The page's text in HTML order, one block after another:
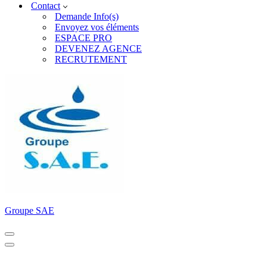
Contact
Demande Info(s)
Envoyez vos éléments
ESPACE PRO
DEVENEZ AGENCE
RECRUTEMENT
Groupe SAE
Menu
de
Menu